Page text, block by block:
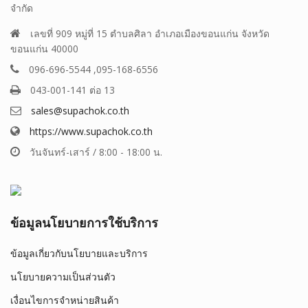
จำกัด
เลขที่ 909 หมู่ที่ 15 ตำบลศิลา อำเภอเมืองขอนแก่น จังหวัด
ขอนแก่น 40000
096-696-5544 ,095-168-6556
043-001-141 ต่อ 13
sales@supachok.co.th
https://www.supachok.co.th
วันจันทร์-เสาร์ / 8:00 - 18:00 น.
ข้อมูลนโยบายการใช้บริการ
ข้อมูลเกี่ยวกับนโยบายและบริการ
นโยบายความเป็นส่วนตัว
เงื่อนไขการจำหน่ายสินค้า